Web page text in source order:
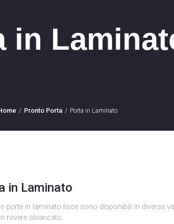
in
Pronto Porta Porta in Laminato
in Laminato
porte in laminato lisce sono disponibili in diverse
rovere sbiancato.